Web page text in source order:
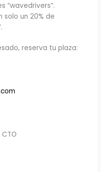
“wavedrivers”.
un 20% de
reserva tu plaza: